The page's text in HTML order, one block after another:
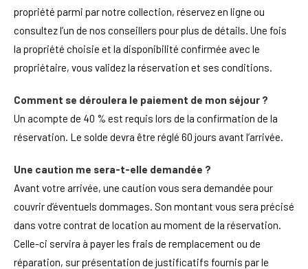
propriété parmi par notre collection, réservez en ligne ou
consultez l’un de nos conseillers pour plus de détails. Une fois
la propriété choisie et la disponibilité confirmée avec le
propriétaire, vous validez la réservation et ses conditions.
Comment se déroulera le paiement de mon séjour ?
Un acompte de 40 % est requis lors de la confirmation de la
réservation. Le solde devra être réglé 60 jours avant l’arrivée.
Une caution me sera-t-elle demandée ?
Avant votre arrivée, une caution vous sera demandée pour
couvrir d’éventuels dommages. Son montant vous sera précisé
dans votre contrat de location au moment de la réservation.
Celle-ci servira à payer les frais de remplacement ou de
réparation, sur présentation de justificatifs fournis par le